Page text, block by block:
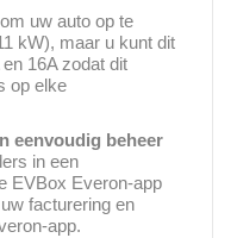
uw auto op te
kW), maar u kunt dit
16A zodat dit
op elke
eenvoudig beheer
in een
EVBox Everon-app
facturering en
app.